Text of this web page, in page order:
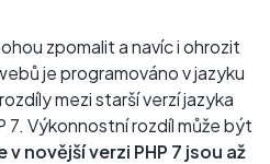
zpomalit a navíc i ohrozit
je programováno v jazyku
mezi starší verzí jazyka
7. Výkonnostní rozdíl může být
v novější verzi PHP 7 jsou až